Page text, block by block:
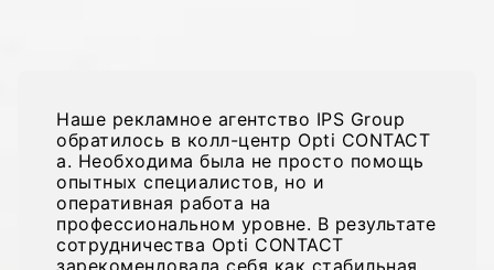
Наше рекламное агентство IPS Group
обратилось в колл-центр Opti CONTACT
a. Необходима была не просто помощь
опытных специалистов, но и
оперативная работа на
профессиональном уровне. В результате
сотрудничества Opti CONTACT